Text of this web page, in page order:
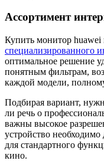
Ассортимент
Купить монитор huawei
специализированного
оптимальное решение
понятным фильтрам,
каждой модели,
Подбирая вариант,
ли речь о
важны высокое
устройство
для стандартного
кино.